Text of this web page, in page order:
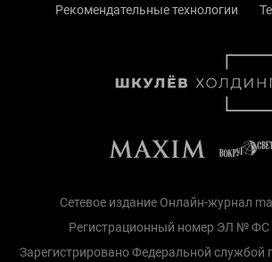
Рекомендательные технологии
Сетевое издание Онлайн-журнал
Регистрационный номер ЭЛ № ФС
Зарегистрировано Федеральной службой